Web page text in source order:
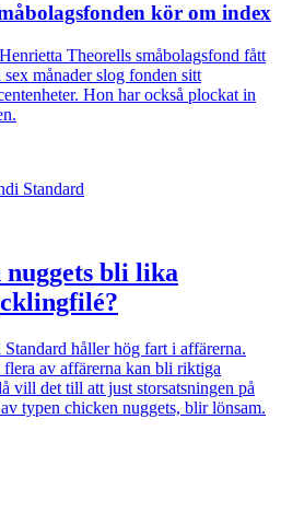
kör om index
Theorells småbolagsfond fått
månader slog fonden sitt
Hon har också plockat in
Standard
bli lika
håller hög fart i affärerna.
av affärerna kan bli riktiga
vill det till att just storsatsningen på
typen chicken nuggets, blir lönsam.